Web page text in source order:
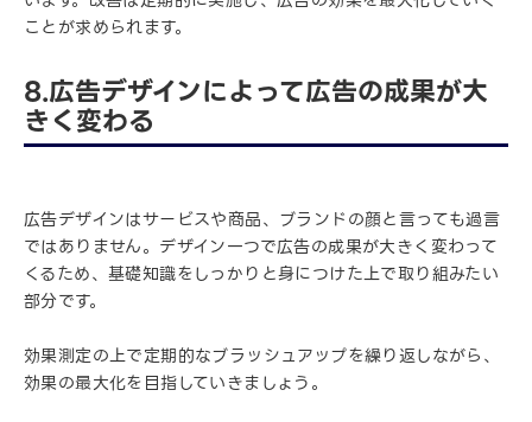
ことが求められます。
8.広告デザインによって広告の成果が大
きく変わる
広告デザインはサービスや商品、ブランドの顔と言っても過言
ではありません。デザイン一つで広告の成果が大きく変わって
くるため、基礎知識をしっかりと身につけた上で取り組みたい
部分です。
効果測定の上で定期的なブラッシュアップを繰り返しながら、
効果の最大化を目指していきましょう。